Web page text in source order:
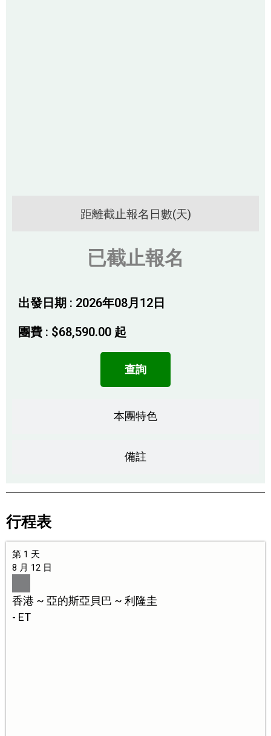
距離截止報名日數(天)
已截止報名
出發日期 : 2026年08月12日
團費 : $68,590.00 起
查詢
本團特色
備註
行程表
第 1 天
8 月 12 日
香港 ~ 亞的斯亞貝巴 ~ 利隆圭
- ET